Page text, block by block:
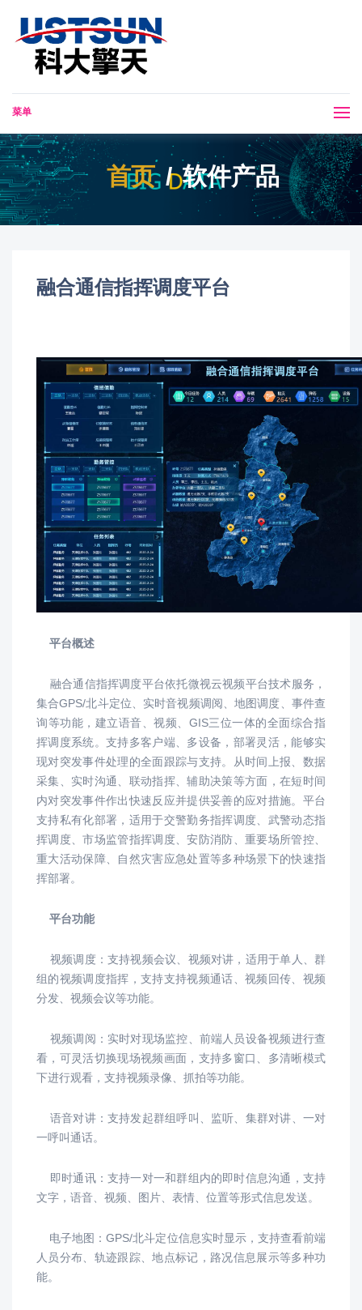
菜单
首页 软件产品
融合通信指挥调度平台
平台概述
融合通信指挥调度平台依托微视云视频平台技术服务，
集合GPS/北斗定位、实时音视频调阅、地图调度、事件查
询等功能，建立语音、视频、GIS三位一体的全面综合指
挥调度系统。支持多客户端、多设备，部署灵活，能够实
现对突发事件处理的全面跟踪与支持。从时间上报、数据
采集、实时沟通、联动指挥、辅助决策等方面，在短时间
内对突发事件作出快速反应并提供妥善的应对措施。平台
支持私有化部署，适用于交警勤务指挥调度、武警动态指
挥调度、市场监管指挥调度、安防消防、重要场所管控、
重大活动保障、自然灾害应急处置等多种场景下的快速指
挥部署。
平台功能
视频调度： 支持视频会议、视频对讲，适用于单人、群
组的视频调度指挥，支持支持视频通话、视频回传、视频
分发、视频会议等功能。
视频调阅： 实时对现场监控、前端人员设备视频进行查
看，可灵活切换现场视频画面，支持多窗口、多清晰模式
下进行观看，支持视频录像、抓拍等功能。
语音对讲： 支持发起群组呼叫、监听、集群对讲、一对
一呼叫通话。
即时通讯： 支持一对一和群组内的即时信息沟通，支持
文字，语音、视频、图片、表情、位置等形式信息发送。
电子地图：GPS/北斗定位信息实时显示，支持查看前端
人员分布、轨迹跟踪、地点标记，路况信息展示等多种功
能。